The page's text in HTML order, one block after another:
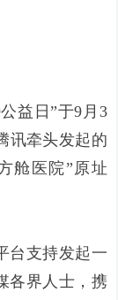
益日”于9月3
讯牵头发起的
舱医院”原址
台支持发起一
各界人士，携